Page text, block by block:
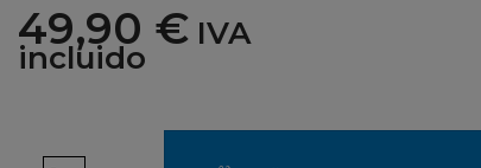
49,90 €IVA
incluido